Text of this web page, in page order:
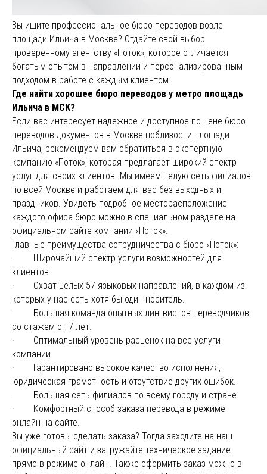
Вы ищите профессиональное бюро переводов возле
площади Ильича в Москве? Отдайте свой выбор
проверенному агентству «Поток», которое отличается
богатым опытом в направлении и персонализированным
подходом в работе с каждым клиентом.
Где найти хорошее бюро переводов у метро площадь
Ильича в МСК?
Если вас интересует надежное и доступное по цене бюро
переводов документов в Москве поблизости площади
Ильича, рекомендуем вам обратиться в экспертную
компанию «Поток», которая предлагает широкий спектр
услуг для своих клиентов. Мы имеем целую сеть филиалов
по всей Москве и работаем для вас без выходных и
праздников. Увидеть подробное месторасположение
каждого офиса бюро можно в специальном разделе на
официальном сайте компании «Поток».
Главные преимущества сотрудничества с бюро «Поток»:
· Широчайший спектр услуги возможностей для
клиентов.
· Охват целых 57 языковых направлений, в каждом из
которых у нас есть хотя бы один носитель.
· Большая команда опытных лингвистов-переводчиков
со стажем от 7 лет.
· Оптимальный уровень расценок на все услуги
компании.
· Гарантировано высокое качество исполнения,
юридическая грамотность и отсутствие других ошибок.
· Большая сеть филиалов по всему городу и стране.
· Комфортный способ заказа перевода в режиме
онлайн на сайте.
Вы уже готовы сделать заказа? Тогда заходите на наш
официальный сайт и загружайте техническое задание
прямо в режиме онлайн. Также оформить заказ можно в